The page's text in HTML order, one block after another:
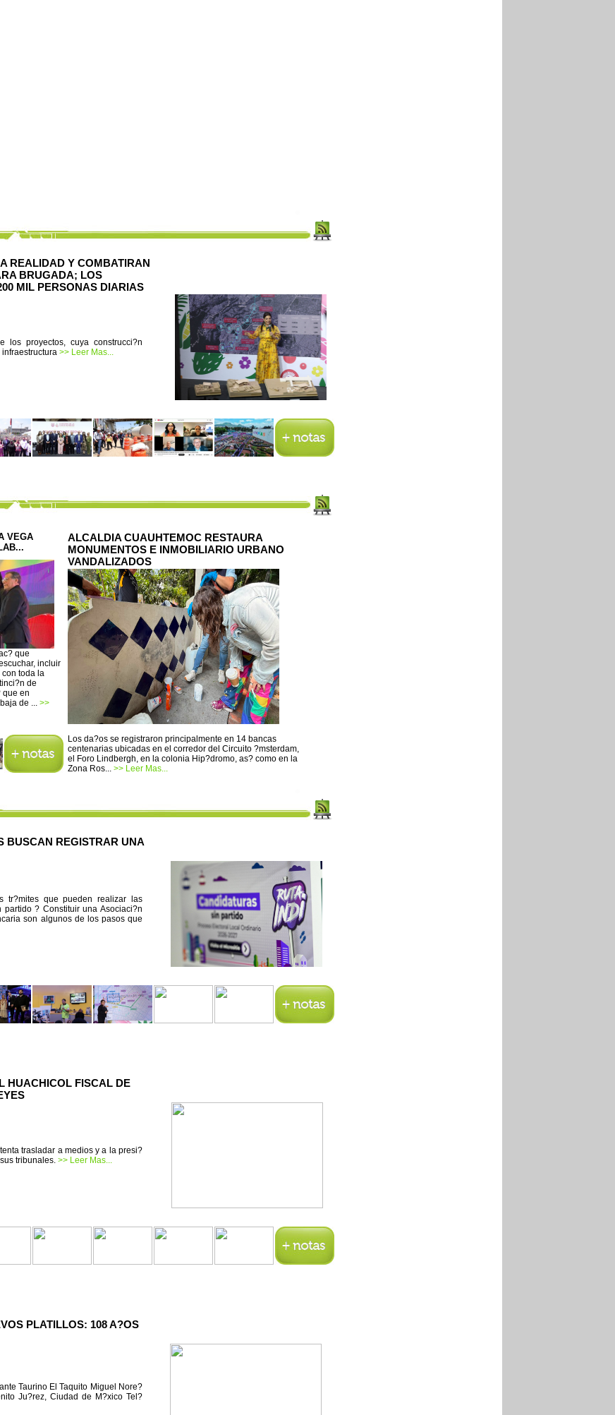
REALIDAD Y COMBATIRAN
BRUGADA; LOS
MIL PERSONAS DIARIAS
los proyectos, cuya construcci?n
>> Leer Mas...
VEGA
que
incluir
con toda la
de
que en
de ... >>
ALCALDIA CUAUHTEMOC RESTAURA
MONUMENTOS E INMOBILIARIO URBANO
VANDALIZADOS
Los da?os se registraron principalmente en 14 bancas
centenarias ubicadas en el corredor del Circuito ?msterdam,
el Foro Lindbergh, en la colonia Hip?dromo, as? como en la
Zona Ros... >> Leer Mas...
BUSCAN REGISTRAR UNA
tr?mites que pueden realizar las
? Constituir una Asociaci?n
son algunos de los pasos que
HUACHICOL FISCAL DE
trasladar a medios y a la presi?
tribunales. >> Leer Mas...
PLATILLOS: 108 A?OS
Taurino El Taquito Miguel Nore?
Ju?rez, Ciudad de M?xico Tel?